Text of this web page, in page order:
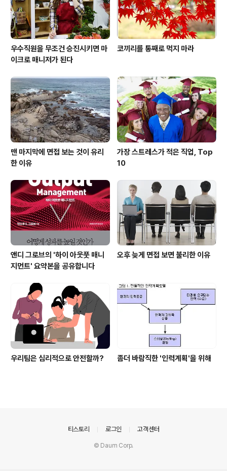
귀를 기울이려 하는데, 아무런 말을 하지 않으니 답답..
우수직원을 무조건 승진시키면 마
이크로 매니저가 된다
코끼리를 통째로 먹지 마라
맨 마지막에 면접 보는 것이 유리
한 이유
가장 스트레스가 적은 직업, Top
10
앤디 그로브의 '하이 아웃풋 매니
지먼트' 요약본을 공유합니다
오후 늦게 면접 보면 불리한 이유
우리팀은 심리적으로 안전할까? 좀더 바람직한 '인력계획'을 위해
티스토리 로그인 고객센터
© Daum Corp.